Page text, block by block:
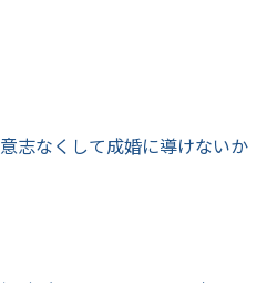
志なくして成婚に導けないか